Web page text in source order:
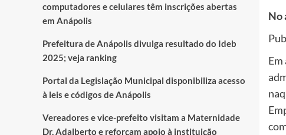
No
computadores e celulares têm inscrições abertas
em Anápolis
Prefeitura de Anápolis divulga resultado do Ideb
2025; veja ranking
Portal da Legislação Municipal disponibiliza acesso
à leis e códigos de Anápolis
Vereadores e vice-prefeito visitam a Maternidade
Dr. Adalberto e reforçam apoio à instituição